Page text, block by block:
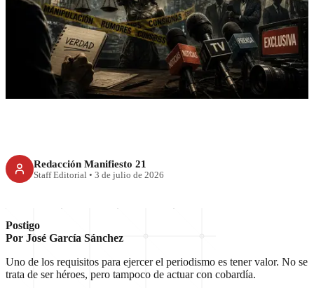
RECIENTE
La cobardía periodística
Redacción Manifiesto 21
Staff Editorial • 3 de julio de 2026
Postigo
Por José García Sánchez
Uno de los requisitos para ejercer el periodismo es tener valor. No se
trata de ser héroes, pero tampoco de actuar con cobardía.